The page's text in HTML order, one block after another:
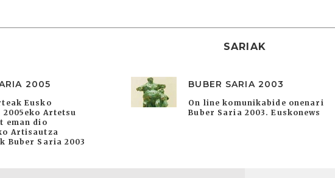
SARIAK
2005
Eusko
Artetsu
eman dio
Artisautza
Buber Saria 2003
BUBER SARIA 2003
On line komunikabide onenari
Buber Saria 2003. Euskonews